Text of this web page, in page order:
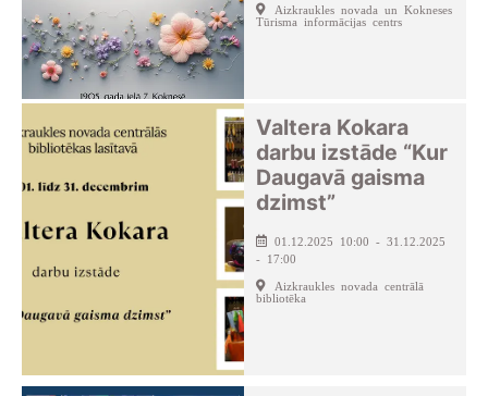
Aizkraukles novada un Kokneses
Tūrisma informācijas centrs
Valtera Kokara
darbu izstāde “Kur
Daugavā gaisma
dzimst”
01.12.2025 10:00 - 31.12.2025
- 17:00
Aizkraukles novada centrālā
bibliotēka